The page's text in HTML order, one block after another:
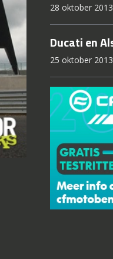
28 oktober 2013
Ducati en
25 oktober 2013